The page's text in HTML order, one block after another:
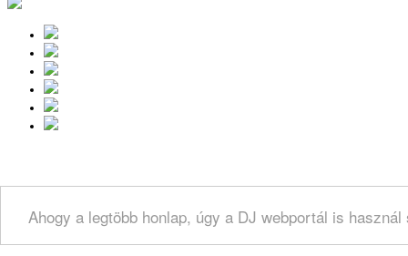
Ahogy a legtöbb honlap, úgy a DJ webportál is